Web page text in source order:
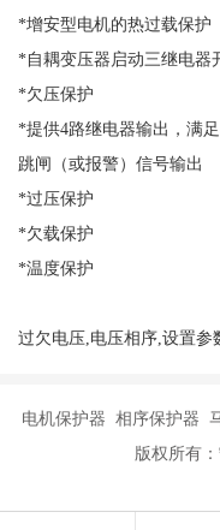
*增安型电机的热过载保护
*自耦变压器启动三继电器
*欠压保护
*提供4路继电器输出，满
跳闸（或报警）信号输出
*过压保护
*欠载保护
*温度保护
过欠电压,电压相序,设置参
电机保护器 相序保护器
版权所有